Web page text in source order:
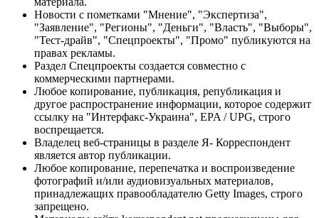
Новости с пометками "Мнение", "Экспертиза",
"Заявление", "Регионы", "Деньги", "Власть", "Выборы",
"Тест-драйв", "Спецпроекты", "Промо" публикуются на
правах рекламы.
Раздел Спецпроекты создается совместно с
коммерческими партнерами.
Любое копирование, публикация, републикация и
другое распространение информации, которое содержит
ссылку на "Интерфакс-Украина", EPA / UPG, строго
воспрещается.
Владелец веб-страницы в разделе Я- Корреспондент
является автор публикации.
Любое копирование, перепечатка и воспроизведение
фотографий и/или аудиовизуальных материалов,
принадлежащих правообладателю Getty Images, строго
запрещено.